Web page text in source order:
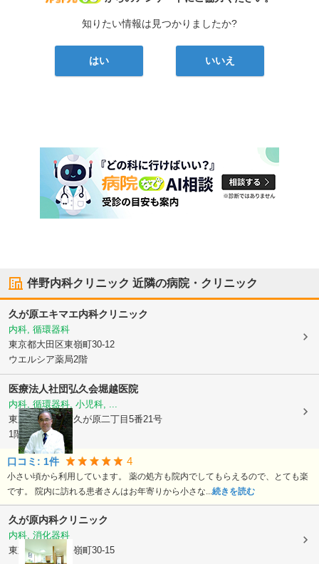
知りたい情報は見つかりましたか?
はい いいえ
伴野内科クリニック 近隣の病院・クリニック
久が原エキマエ内科クリニック
内科, 循環器科
東京都大田区東嶺町30-12
ウエルシア薬局2階
医療法人社団弘久会堀越医院
内科, 循環器科, 小児科, ...
東京都大田区南久が原二丁目5番21号
1階
口コミ: 1件 4
小さい頃から利用しています。 薬の処方も院内でしてもらえるので、とても楽
です。 院内に訪れる患者さんはお年寄りから小さな...続きを読む
久が原内科クリニック
内科, 消化器科
東京都大田区 東嶺町30-15